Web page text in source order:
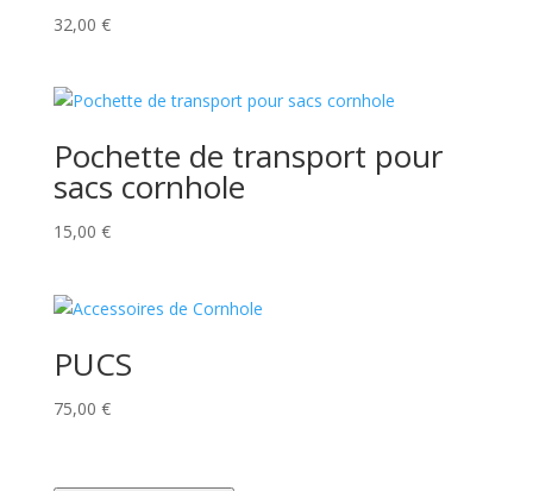
32,00 €
Pochette de transport pour
sacs cornhole
15,00 €
PUCS
75,00 €